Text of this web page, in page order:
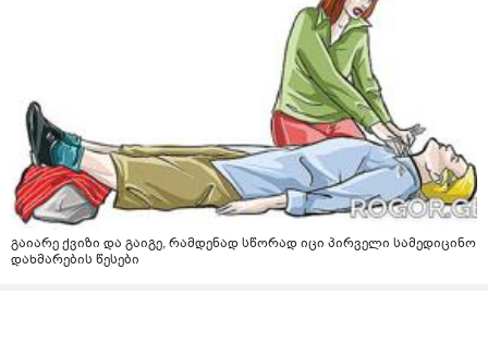
გაიარე ქვიზი და გაიგე, რამდენად სწორად იცი პირველი სამედიცინო
დახმარების წესები